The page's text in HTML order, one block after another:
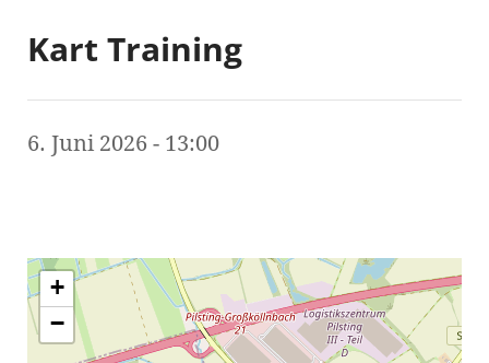
Kart Training
6. Juni 2026 - 13:00
+
−